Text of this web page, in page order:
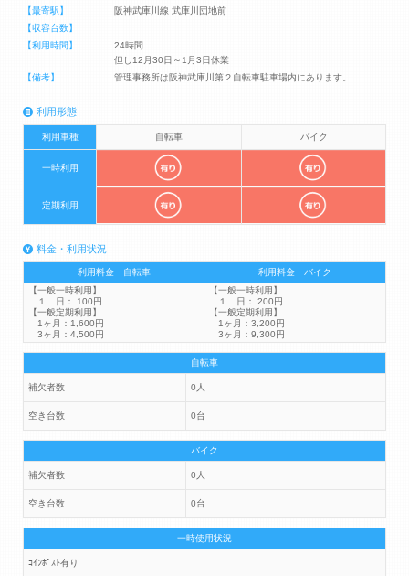
【最寄駅】
阪神武庫川線 武庫川団地前
【収容台数】
【利用時間】
24時間
但し12月30日～1月3日休業
【備考】
管理事務所は阪神武庫川第２自転車駐車場内にあります。
利用形態
利用車種 自転車 バイク
一時利用
定期利用
料金・利用状況
利用料金 自転車
利用料金 バイク
【一般一時利用】
１ 日： 100円
【一般定期利用】
1ヶ月：1,600円
3ヶ月：4,500円
【一般一時利用】
１ 日： 200円
【一般定期利用】
1ヶ月：3,200円
3ヶ月：9,300円
自転車
補欠者数 0人
空き台数 0台
バイク
補欠者数 0人
空き台数 0台
一時使用状況
ｺｲﾝﾎﾟｽﾄ有り